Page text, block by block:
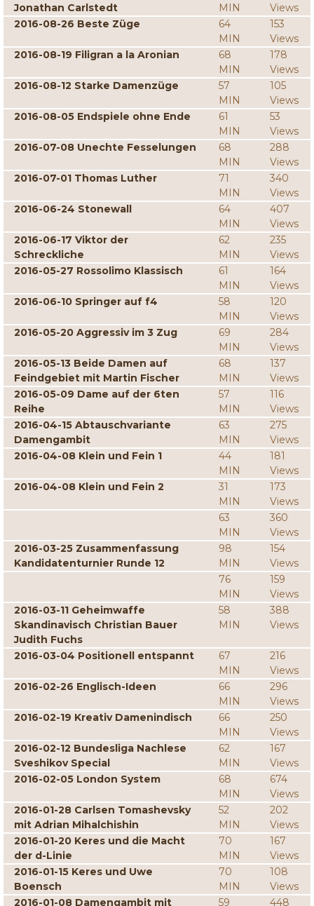
Jonathan Carlstedt
MIN
Views
2016-08-26 Beste Züge
64
MIN
153
Views
2016-08-19 Filigran a la Aronian
68
MIN
178
Views
2016-08-12 Starke Damenzüge
57
MIN
105
Views
2016-08-05 Endspiele ohne Ende
61
MIN
53
Views
2016-07-08 Unechte Fesselungen
68
MIN
288
Views
2016-07-01 Thomas Luther
71
MIN
340
Views
2016-06-24 Stonewall
64
MIN
407
Views
2016-06-17 Viktor der
Schreckliche
62
MIN
235
Views
2016-05-27 Rossolimo Klassisch
61
MIN
164
Views
2016-06-10 Springer auf f4
58
MIN
120
Views
2016-05-20 Aggressiv im 3 Zug
69
MIN
284
Views
2016-05-13 Beide Damen auf
Feindgebiet mit Martin Fischer
68
MIN
137
Views
2016-05-09 Dame auf der 6ten
Reihe
57
MIN
116
Views
2016-04-15 Abtauschvariante
Damengambit
63
MIN
275
Views
2016-04-08 Klein und Fein 1
44
MIN
181
Views
2016-04-08 Klein und Fein 2
31
MIN
173
Views
63
MIN
360
Views
2016-03-25 Zusammenfassung
Kandidatenturnier Runde 12
98
MIN
154
Views
76
MIN
159
Views
2016-03-11 Geheimwaffe
Skandinavisch Christian Bauer
Judith Fuchs
58
MIN
388
Views
2016-03-04 Positionell entspannt
67
MIN
216
Views
2016-02-26 Englisch-Ideen
66
MIN
296
Views
2016-02-19 Kreativ Damenindisch
66
MIN
250
Views
2016-02-12 Bundesliga Nachlese
Sveshikov Special
62
MIN
167
Views
2016-02-05 London System
68
MIN
674
Views
2016-01-28 Carlsen Tomashevsky
mit Adrian Mihalchishin
52
MIN
202
Views
2016-01-20 Keres und die Macht
der d-Linie
70
MIN
167
Views
2016-01-15 Keres und Uwe
Boensch
70
MIN
108
Views
2016-01-08 Damengambit mit
59 448